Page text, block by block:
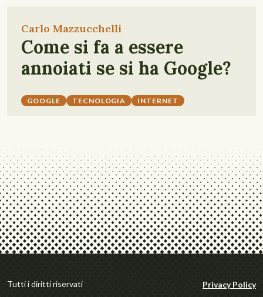
Carlo Mazzucchelli
Come si fa a essere
annoiati se si ha Google?
GOOGLE TECNOLOGIA INTERNET
Tutti i diritti riservati Privacy Policy